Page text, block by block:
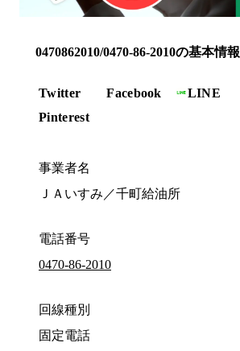
0470862010/0470-86-2010の基本情報
Twitter Facebook LINE
Pinterest
事業者名
ＪＡいすみ／千町給油所
電話番号
0470-86-2010
回線種別
固定電話